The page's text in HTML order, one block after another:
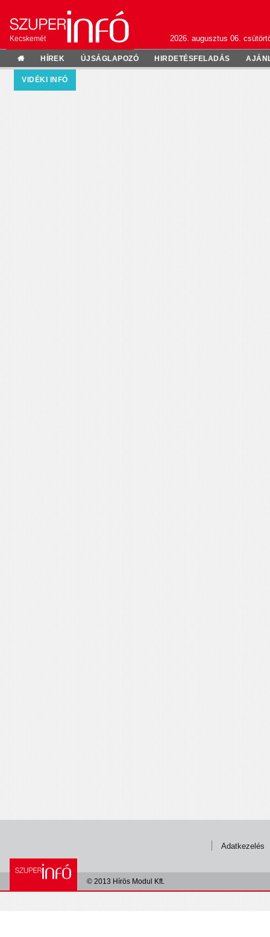
Kecskemét 2026. augusztus 06.
HÍREK ÚJSÁGLAPOZÓ HIRDETÉSFELADÁS
VIDÉKI INFÓ
Adatkezelés
© 2013 Hírös Modul Kft.